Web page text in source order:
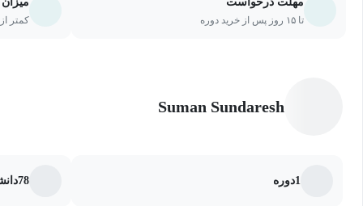
تا ۱۵ روز پس از خرید دوره کمتر از ۲۰ درصد یا ۵ جلسه از دوره
Suman Sundaresh
1دوره 78